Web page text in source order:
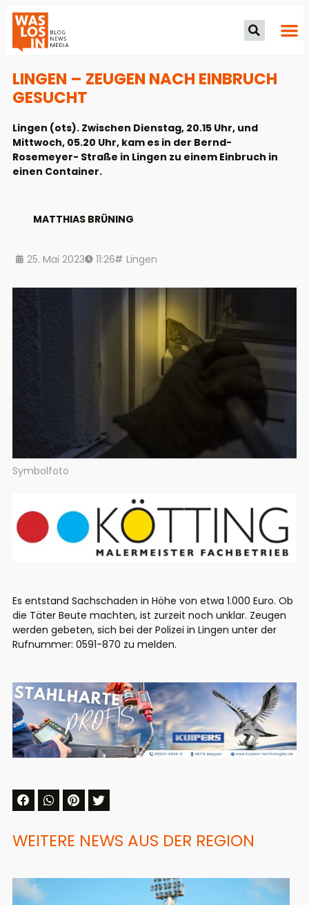
LINGEN – ZEUGEN NACH EINBRUCH
GESUCHT
Lingen (ots). Zwischen Dienstag, 20.15 Uhr, und
Mittwoch, 05.20 Uhr, kam es in der Bernd-
Rosemeyer- Straße in Lingen zu einem Einbruch in
einen Container.
MATTHIAS BRÜNING
25. Mai 2023 11:26 Lingen
Symbolfoto
Es entstand Sachschaden in Höhe von etwa 1.000 Euro. Ob
die Täter Beute machten, ist zurzeit noch unklar. Zeugen
werden gebeten, sich bei der Polizei in Lingen unter der
Rufnummer: 0591-870 zu melden.
WEITERE NEWS AUS DER REGION